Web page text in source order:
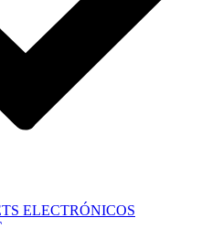
ELECTRÓNICOS